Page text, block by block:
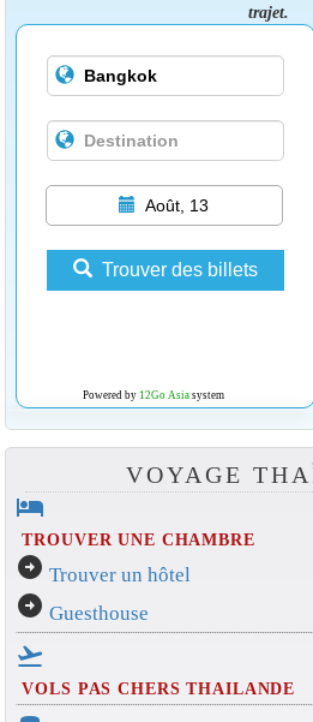
trajet.
Août, 13
Trouver des billets
Powered by 12Go Asiasystem
VOYAGE
hotel
TROUVER UNE CHAMBRE
arrow_circle_right Trouver un hôtel
arrow_circle_right Guesthouse
flight_takeoff
VOLS PAS CHERS THAILANDE